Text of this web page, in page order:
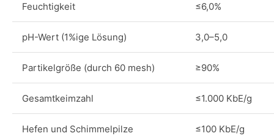
Feuchtigkeit ≤6,0%
pH-Wert (1%ige Lösung) 3,0–5,0
Partikelgröße (durch 60 mesh) ≥90%
Gesamtkeimzahl ≤1.000 KbE/g
Hefen und Schimmelpilze ≤100 KbE/g